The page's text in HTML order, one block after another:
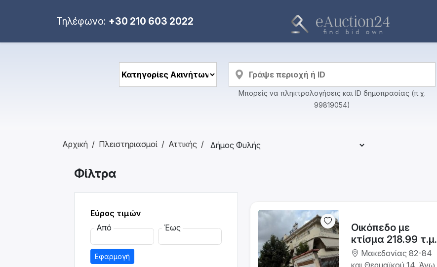
Τηλέφωνο: +30 210 603 2022
Μπορείς να πληκτρολογήσεις και ID δημοπρασίας (π.χ.
99819054)
Αρχική Πλειστηριασμοί Αττικής
Φίλτρα
Εύρος τιμών
Από
Έως
Εφαρμογή
Οικόπεδο με
κτίσμα 218.99 τ.μ.
Μακεδονίας 82-84
και Θερμαϊκού 14, Άνω